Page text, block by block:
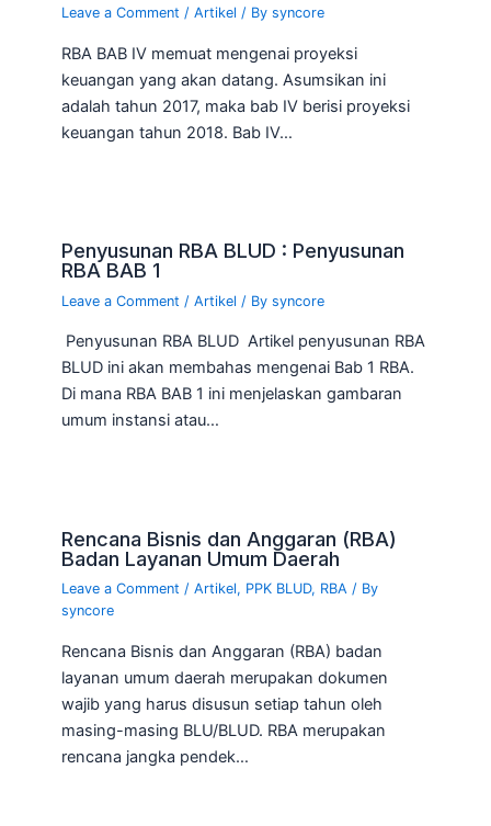
Leave a Comment /Artikel / Bysyncore
RBA BAB IV memuat mengenai proyeksi
keuangan yang akan datang. Asumsikan ini
adalah tahun 2017, maka bab IV berisi proyeksi
keuangan tahun 2018. Bab IV…
Penyusunan RBA BLUD : Penyusunan
RBA BAB 1
Leave a Comment /Artikel / Bysyncore
Penyusunan RBA BLUD Artikel penyusunan RBA
BLUD ini akan membahas mengenai Bab 1 RBA.
Di mana RBA BAB 1 ini menjelaskan gambaran
umum instansi atau…
Rencana Bisnis dan Anggaran (RBA)
Badan Layanan Umum Daerah
Leave a Comment /Artikel, PPK BLUD, RBA / By
syncore
Rencana Bisnis dan Anggaran (RBA) badan
layanan umum daerah merupakan dokumen
wajib yang harus disusun setiap tahun oleh
masing-masing BLU/BLUD. RBA merupakan
rencana jangka pendek…